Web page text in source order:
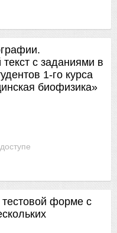
с заданиями в
1-го курса
биофизика»
форме с